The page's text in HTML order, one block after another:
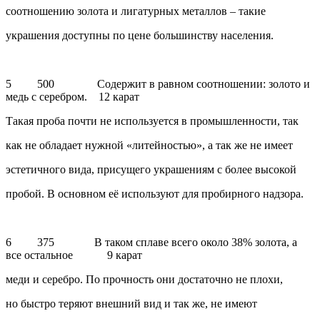
соотношению золота и лигатурных металлов – такие
украшения доступны по цене большинству населения.
5 500 Содержит в равном соотношении: золото и
медь с серебром. 12 карат
Такая проба почти не используется в промышленности, так
как не обладает нужной «литейностью», а так же не имеет
эстетичного вида, присущего украшениям с более высокой
пробой. В основном её используют для пробирного надзора.
6 375 В таком сплаве всего около 38% золота, а
все остальное 9 карат
меди и серебро. По прочность они достаточно не плохи,
но быстро теряют внешний вид и так же, не имеют